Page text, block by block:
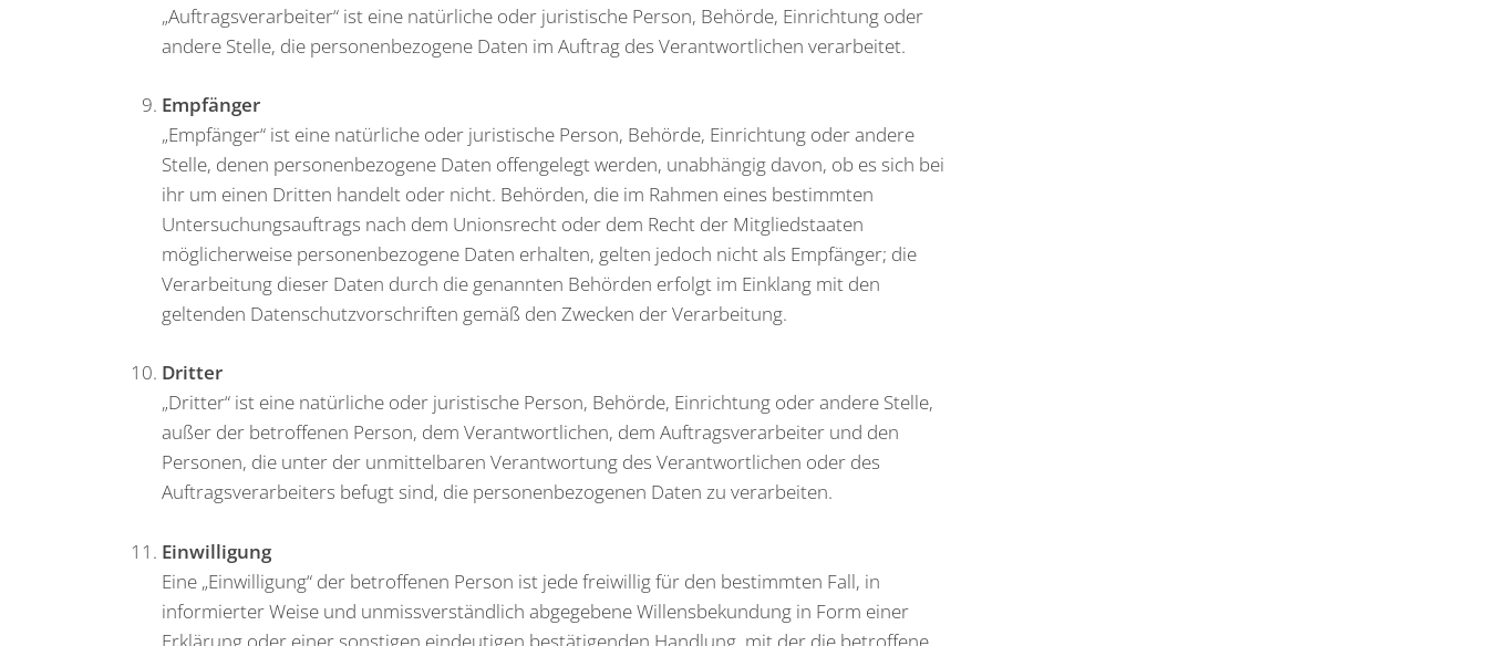
„Auftragsverarbeiter“ ist eine natürliche oder juristische Person, Behörde, Einrichtung oder
andere Stelle, die personenbezogene Daten im Auftrag des Verantwortlichen verarbeitet.
Empfänger
„Empfänger“ ist eine natürliche oder juristische Person, Behörde, Einrichtung oder andere
Stelle, denen personenbezogene Daten offengelegt werden, unabhängig davon, ob es sich bei
ihr um einen Dritten handelt oder nicht. Behörden, die im Rahmen eines bestimmten
Untersuchungsauftrags nach dem Unionsrecht oder dem Recht der Mitgliedstaaten
möglicherweise personenbezogene Daten erhalten, gelten jedoch nicht als Empfänger; die
Verarbeitung dieser Daten durch die genannten Behörden erfolgt im Einklang mit den
geltenden Datenschutzvorschriften gemäß den Zwecken der Verarbeitung.
Dritter
„Dritter“ ist eine natürliche oder juristische Person, Behörde, Einrichtung oder andere Stelle,
außer der betroffenen Person, dem Verantwortlichen, dem Auftragsverarbeiter und den
Personen, die unter der unmittelbaren Verantwortung des Verantwortlichen oder des
Auftragsverarbeiters befugt sind, die personenbezogenen Daten zu verarbeiten.
Einwilligung
Eine „Einwilligung“ der betroffenen Person ist jede freiwillig für den bestimmten Fall, in
informierter Weise und unmissverständlich abgegebene Willensbekundung in Form einer
Erklärung oder einer sonstigen eindeutigen bestätigenden Handlung, mit der die betroffene